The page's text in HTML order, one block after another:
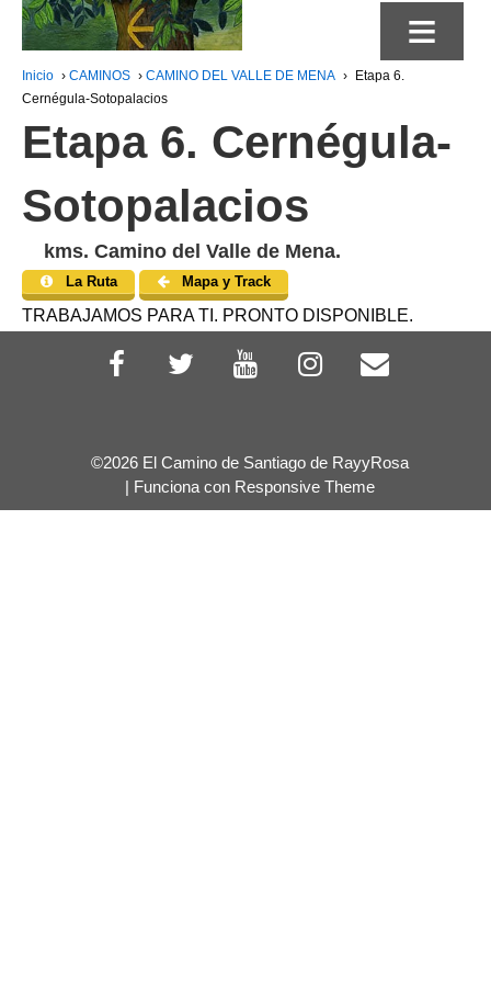
≡
Inicio › CAMINOS › CAMINO DEL VALLE DE MENA ›
Etapa 6.
Cernégula-Sotopalacios
Etapa 6. Cernégula-
Sotopalacios
kms. Camino del Valle de Mena.
La Ruta Mapa y Track
TRABAJAMOS PARA TI. PRONTO DISPONIBLE.
©2026 El Camino de Santiago de RayyRosa
| Funciona con Responsive Theme